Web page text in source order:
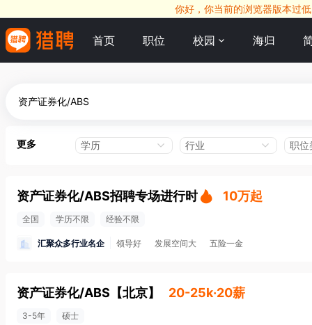
你好，你当前的浏览器版本过
首页 职位 校园 海归
更多 学历 行业 职位
资产证券化/ABS招聘专场进行时 10万起
全国 学历不限 经验不限
汇聚众多行业名企 领导好 发展空间大 五险一金
资产证券化/ABS 【北京】 20-25k·20薪
3-5年 硕士